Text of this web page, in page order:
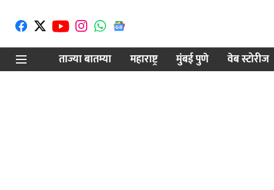
ताज्या बातम्या
महाराष्ट्र मुंबई पुणे वेब स्टोरीज